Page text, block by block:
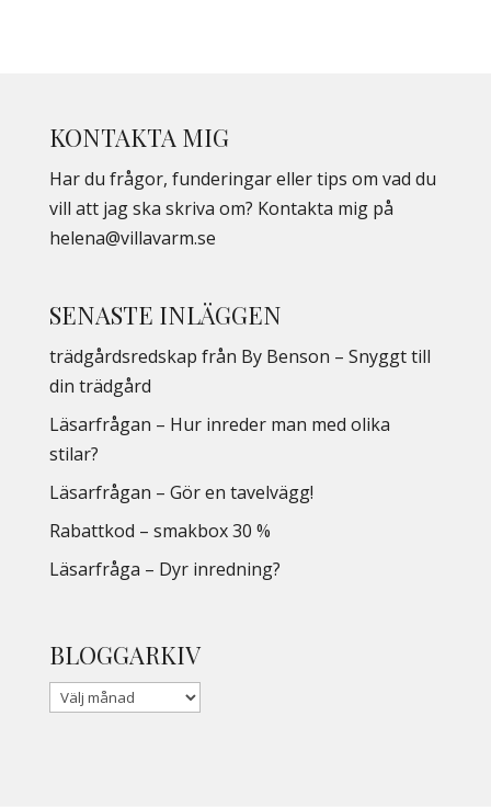
KONTAKTA MIG
Har du frågor, funderingar eller tips om vad du
vill att jag ska skriva om? Kontakta mig på
helena@villavarm.se
SENASTE INLÄGGEN
trädgårdsredskap från By Benson – Snyggt till
din trädgård
Läsarfrågan – Hur inreder man med olika
stilar?
Läsarfrågan – Gör en tavelvägg!
Rabattkod – smakbox 30 %
Läsarfråga – Dyr inredning?
BLOGGARKIV